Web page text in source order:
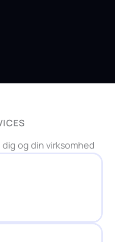
og din virksomhed